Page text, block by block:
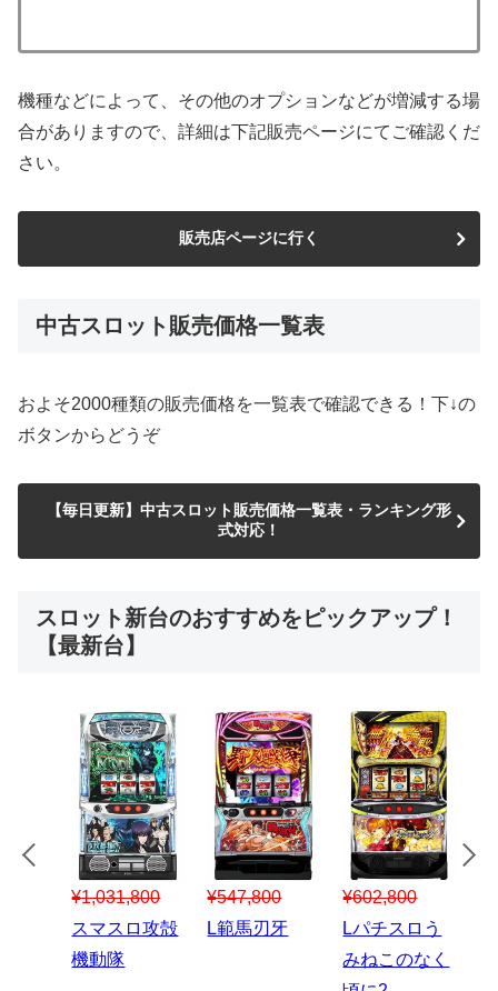
機種などによって、その他のオプションなどが増減する場
合がありますので、詳細は下記販売ページにてご確認くだ
さい。
販売店ページに行く
中古スロット販売価格一覧表
およそ2000種類の販売価格を一覧表で確認できる！下↓の
ボタンからどうぞ
【毎日更新】中古スロット販売価格一覧表・ランキング形
式対応！
スロット新台のおすすめをピックアップ！
【最新台】
¥547,800
スマスロハナ
ビ
¥150,000
スマスロ秘宝
¥1,867,800
Lパチスロ 炎
炎ノ消防隊2